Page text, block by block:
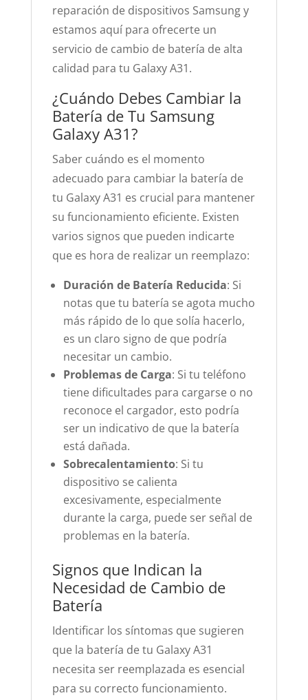
reparación de dispositivos Samsung y
estamos aquí para ofrecerte un
servicio de cambio de batería de alta
calidad para tu Galaxy A31.
¿Cuándo Debes Cambiar la
Batería de Tu Samsung
Galaxy A31?
Saber cuándo es el momento
adecuado para cambiar la batería de
tu Galaxy A31 es crucial para mantener
su funcionamiento eficiente. Existen
varios signos que pueden indicarte
que es hora de realizar un reemplazo:
Duración de Batería Reducida: Si
notas que tu batería se agota mucho
más rápido de lo que solía hacerlo,
es un claro signo de que podría
necesitar un cambio.
Problemas de Carga: Si tu teléfono
tiene dificultades para cargarse o no
reconoce el cargador, esto podría
ser un indicativo de que la batería
está dañada.
Sobrecalentamiento: Si tu
dispositivo se calienta
excesivamente, especialmente
durante la carga, puede ser señal de
problemas en la batería.
Signos que Indican la
Necesidad de Cambio de
Batería
Identificar los síntomas que sugieren
que la batería de tu Galaxy A31
necesita ser reemplazada es esencial
para su correcto funcionamiento.